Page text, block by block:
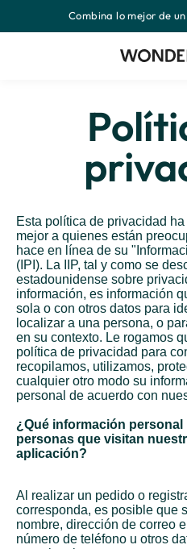
directamente
Combina lo mejor de
Esta política de privacidad
mejor a quienes están
hace en línea de su
(IPI). La IIP, tal y como se
estadounidense sobre
información, es información
sola o con otros datos para
localizar a una persona, o
en su contexto. Le rogamos
política de privacidad para
recopilamos, utilizamos,
cualquier otro modo su
personal de acuerdo con
¿Qué información
personas que visitan
aplicación?
Al realizar un pedido o
corresponda, es posible que
nombre, dirección de correo
número de teléfono u otros